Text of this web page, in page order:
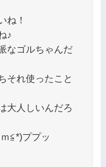
ね！
♪
なゴルちゃんだ
それ使ったこと
大人しいんだろ
≦*)ププッ